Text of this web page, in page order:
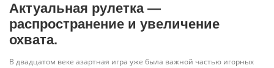
Актуальная рулетка —
распространение и увеличение
охвата.
В двадцатом веке азартная игра уже была важной частью игорных